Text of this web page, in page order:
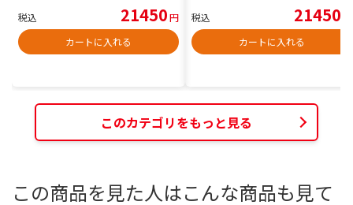
税込 21450円
カートに入れる
税込 21450
カートに入れる
このカテゴリをもっと見る
この商品を見た人はこんな商品も見て